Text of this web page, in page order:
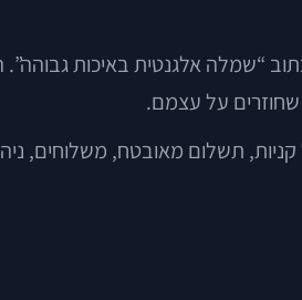
“שמלה אלגנטית באיכות
שחוזרים על עצמם.
תשלום מאובטח, משלוחים,